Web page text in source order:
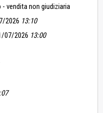
vendita non giudiziaria
2026 13:10
07/2026 13:00